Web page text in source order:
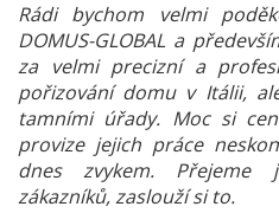
Rádi bychom velmi
DOMUS-GLOBAL a
za velmi precizní a
pořizování domu v Itálii,
tamními úřady. Moc si
provize jejich práce
dnes zvykem. Přejeme
zákazníků, zaslouží si to.